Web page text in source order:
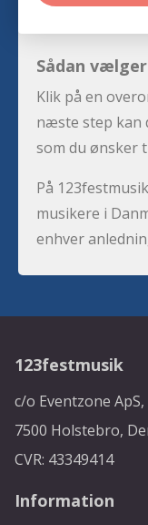
Sådan
Klik på en
næste step kan
som du ønsker
På
musikere i
enhver
123festmusik
c/o Eventzone
7500 Holstebro,
CVR: 43349414
Information